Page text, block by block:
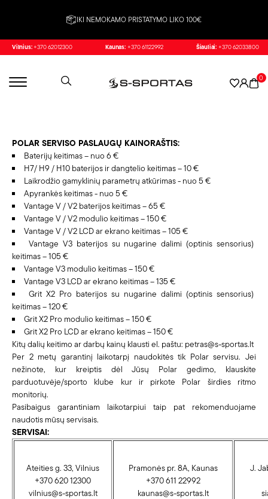
IKI NEMOKAMO PRISTATYMO LIKO 100€
Vilnius: +370 62012300 Kaunas: +370 61122992 Šiauliai: +370 62033800
0
POLAR SERVISO PASLAUGŲ KAINORAŠTIS:
Baterijų keitimas – nuo 6 €
H7/ H9 / H10 baterijos ir dangtelio keitimas – 10 €
Laikrodžio gamyklinių parametrų atkūrimas - nuo 5 €
Apyrankės keitimas - nuo 5 €
Vantage V / V2 baterijos keitimas – 65 €
Vantage V / V2 modulio keitimas – 150 €
Vantage V / V2 LCD ar ekrano keitimas – 105 €
Vantage V3 baterijos su nugarine dalimi (optinis sensorius)
keitimas – 105 €
Vantage V3 modulio keitimas – 150 €
Vantage V3 LCD ar ekrano keitimas – 135 €
Grit X2 Pro baterijos su nugarine dalimi (optinis sensorius)
keitimas – 120 €
Grit X2 Pro modulio keitimas – 150 €
Grit X2 Pro LCD ar ekrano keitimas – 150 €
Kitų dalių keitimo ar darbų kainų klausti el. paštu: petras@s-sportas.lt
Per 2 metų garantinį laikotarpį naudokitės tik Polar servisu. Jei
nežinote, kur kreiptis dėl Jūsų Polar gedimo, klauskite
parduotuvėje/sporto klube kur ir pirkote Polar širdies ritmo
monitorių.
Pasibaigus garantiniam laikotarpiui taip pat rekomenduojame
naudotis mūsų servisais.
SERVISAI:
Ateities g. 33, Vilnius
+370 620 12300
vilnius@s-sportas.lt
Pramonės pr. 8A, Kaunas
+370 611 22992
kaunas@s-sportas.lt
J.